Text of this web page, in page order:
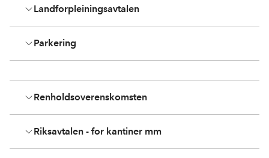
Landforpleiningsavtalen
Parkering
Renholdsoverenskomsten
Riksavtalen - for kantiner mm